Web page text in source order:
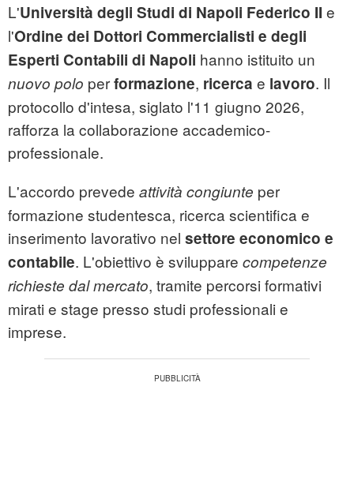
L'Università degli Studi di Napoli Federico II e
l'Ordine dei Dottori Commercialisti e degli
Esperti Contabili di Napoli hanno istituito un
nuovo polo performazione, ricerca e lavoro. Il
protocollo d'intesa, siglato l'11 giugno 2026,
rafforza la collaborazione accademico-
professionale.
L'accordo prevede attività congiunte per
formazione studentesca, ricerca scientifica e
inserimento lavorativo nel settore economico e
contabile. L'obiettivo è sviluppare competenze
richieste dal mercato, tramite percorsi formativi
mirati e stage presso studi professionali e
imprese.